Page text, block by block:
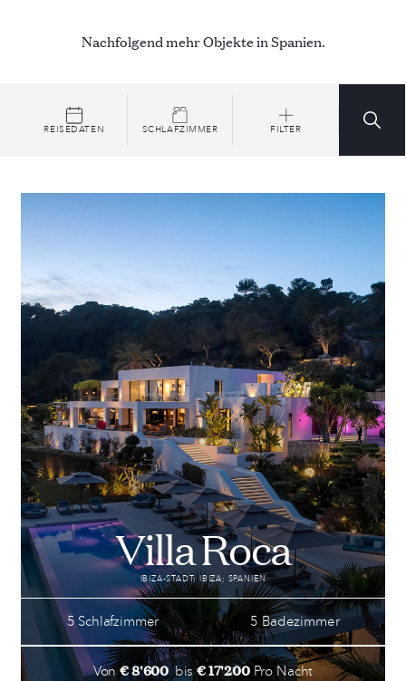
Nachfolgend mehr Objekte in Spanien.
REISEDATEN SCHLAFZIMMER FILTER
Villa Roca
IBIZA-STADT; IBIZA; SPANIEN
5 Schlafzimmer 5 Badezimmer
Von€ 8'600bis€ 17'200Pro Nacht